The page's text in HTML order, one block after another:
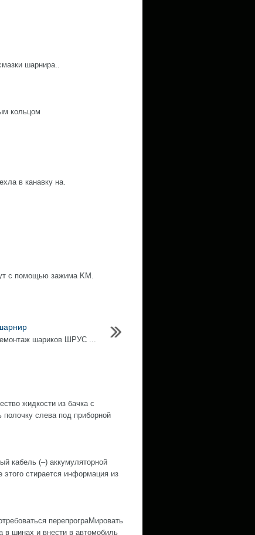
шарнира..
кольцом
в канавку на.
с помощью зажима KM.
шариков ШРУС ...
жидкости из бачка с
слева под приборной
(–) аккумуляторной
стирается информация из
перепрограМировать
в шинах и внести в автомобиль